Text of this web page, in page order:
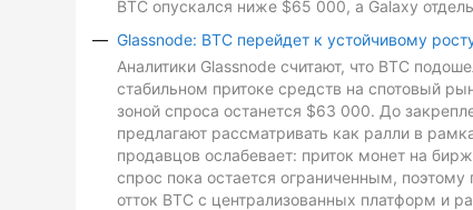
BTC опускался ниже $65 000, а Galaxy
Glassnode: BTC перейдет к устойчивому
Аналитики Glassnode считают, что BTC
стабильном притоке средств на спотовый
зоной спроса останется $63 000. До
предлагают рассматривать как ралли в
продавцов ослабевает: приток монет на
спрос пока остается ограниченным,
отток BTC с централизованных платформ и